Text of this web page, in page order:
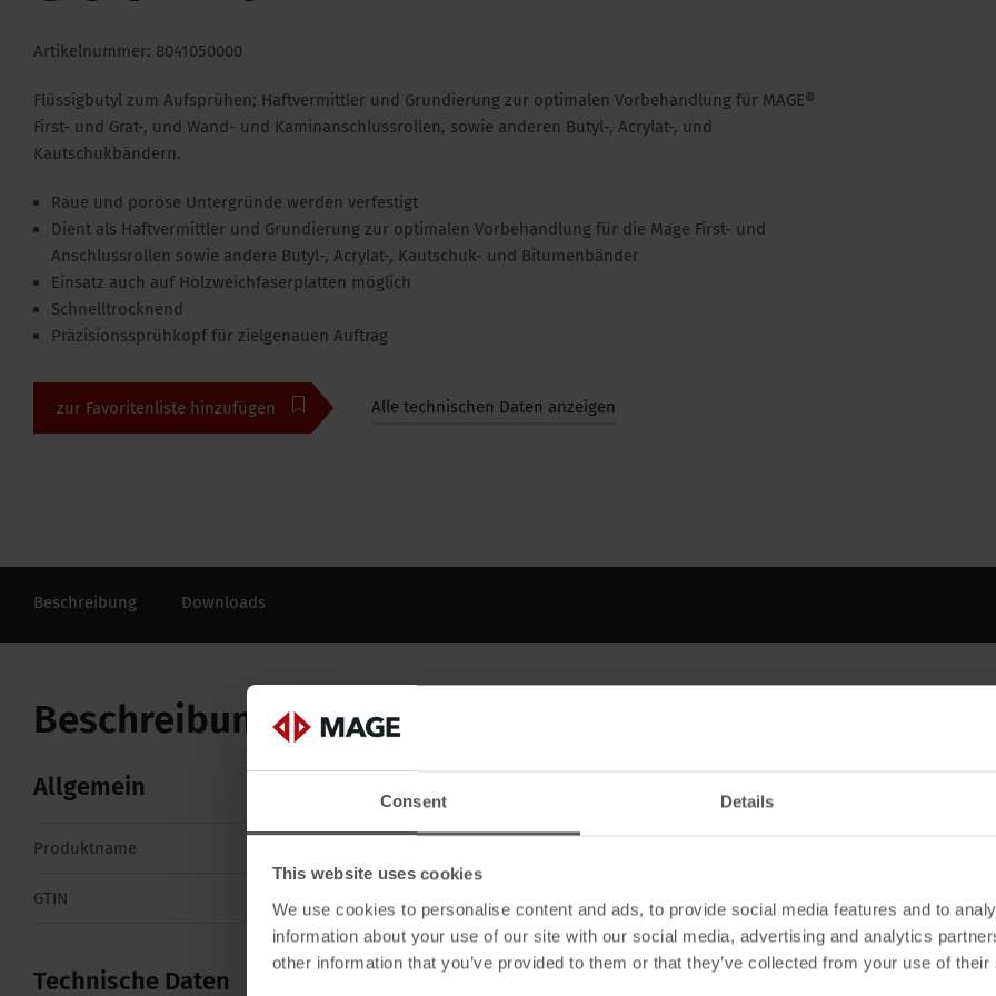
Consent Details
This website uses cookies
We use cookies to personalise content and ads, to provide social media features and to
information about your use of our site with our social media, advertising and analytics
other information that you’ve provided to them or that they’ve collected from your use of
Artikelnummer: 8041050000
Flüssigbutyl zum Aufsprühen; Haftvermittler und Grundierung zur optimalen Vorbehandlung für MAGE®
First- und Grat-, und Wand- und Kaminanschlussrollen, sowie anderen Butyl-, Acrylat-, und
Kautschukbändern.
Raue und poröse Untergründe werden verfestigt
Dient als Haftvermittler und Grundierung zur optimalen Vorbehandlung für die Mage First- und
Anschlussrollen sowie andere Butyl-, Acrylat-, Kautschuk- und Bitumenbänder
Einsatz auch auf Holzweichfaserplatten möglich
Schnelltrocknend
Präzisionssprühkopf für zielgenauen Auftrag
zur Favoritenliste hinzufügen Alle technischen Daten anzeigen
Beschreibung Downloads
Beschreibung
Allgemein
Produktname
GTIN 4262556350404
Technische Daten